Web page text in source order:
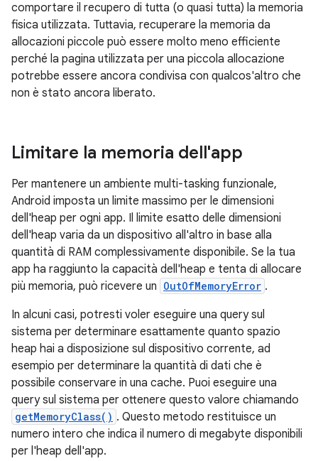
comportare il recupero di tutta (o quasi tutta) la memoria
fisica utilizzata. Tuttavia, recuperare la memoria da
allocazioni piccole può essere molto meno efficiente
perché la pagina utilizzata per una piccola allocazione
potrebbe essere ancora condivisa con qualcos'altro che
non è stato ancora liberato.
Limitare la memoria dell'app
Per mantenere un ambiente multi-tasking funzionale,
Android imposta un limite massimo per le dimensioni
dell'heap per ogni app. Il limite esatto delle dimensioni
dell'heap varia da un dispositivo all'altro in base alla
quantità di RAM complessivamente disponibile. Se la tua
app ha raggiunto la capacità dell'heap e tenta di allocare
più memoria, può ricevere un OutOfMemoryError .
In alcuni casi, potresti voler eseguire una query sul
sistema per determinare esattamente quanto spazio
heap hai a disposizione sul dispositivo corrente, ad
esempio per determinare la quantità di dati che è
possibile conservare in una cache. Puoi eseguire una
query sul sistema per ottenere questo valore chiamando
getMemoryClass() . Questo metodo restituisce un
numero intero che indica il numero di megabyte disponibili
per l'heap dell'app.